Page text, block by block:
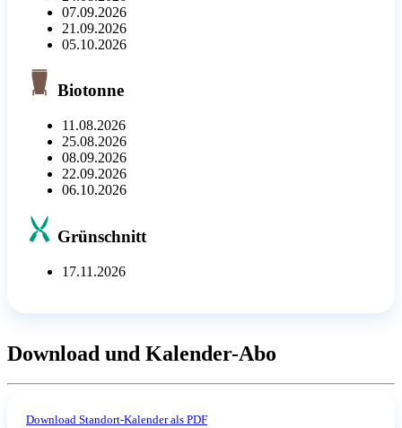
07.09.2026
21.09.2026
05.10.2026
Biotonne
11.08.2026
25.08.2026
08.09.2026
22.09.2026
06.10.2026
Grünschnitt
17.11.2026
Download und Kalender-Abo
Download Standort-Kalender als PDF